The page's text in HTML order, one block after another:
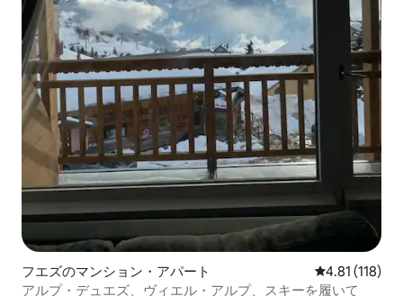
フエズのマンション・アパート レビュー118
4.81 (118)
アルプ・デュエズ、ヴィエル・アルプ、スキーを履いて